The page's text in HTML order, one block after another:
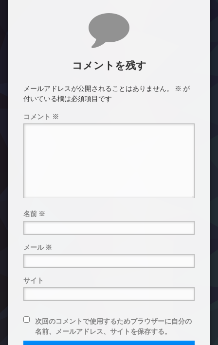
コメントを残す
メールアドレスが公開されることはありません。 ※ が
付いている欄は必須項目です
コメント ※
名前 ※
メール ※
サイト
次回のコメントで使用するためブラウザーに自分の
名前、メールアドレス、サイトを保存する。